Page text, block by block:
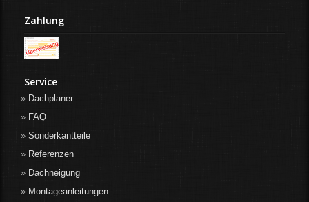
Zahlung
Service
Dachplaner
FAQ
Sonderkantteile
Referenzen
Dachneigung
Montageanleitungen